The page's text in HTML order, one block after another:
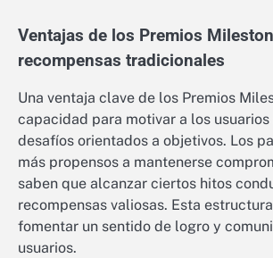
Ventajas de los Premios
recompensas tradicionales
Una ventaja clave de los Premios
capacidad para motivar a los usuarios
desafíos orientados a objetivos. Los
más propensos a mantenerse
saben que alcanzar ciertos hitos
recompensas valiosas. Esta
fomentar un sentido de logro y
usuarios.